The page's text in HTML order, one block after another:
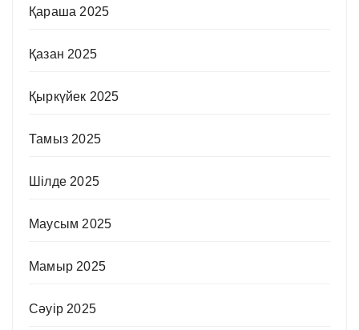
Қараша 2025
Қазан 2025
Қыркүйек 2025
Тамыз 2025
Шілде 2025
Маусым 2025
Мамыр 2025
Сәуір 2025